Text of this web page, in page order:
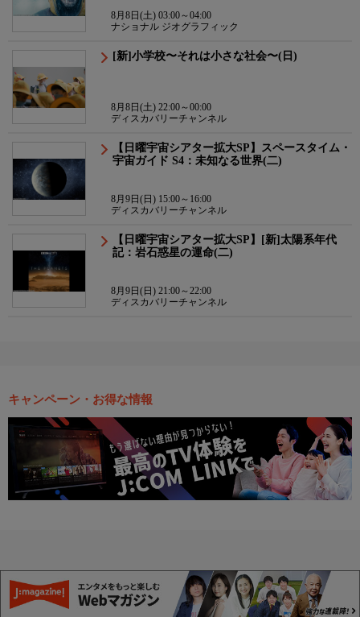
8月8日(土) 03:00～04:00
ナショナル ジオグラフィック
[新]小学校〜それは小さな社会〜(日)
8月8日(土) 22:00～00:00
ディスカバリーチャンネル
【日曜宇宙シアター拡大SP】スペースタイム・
宇宙ガイド S4：未知なる世界(二)
8月9日(日) 15:00～16:00
ディスカバリーチャンネル
【日曜宇宙シアター拡大SP】[新]太陽系年代
記：岩石惑星の運命(二)
8月9日(日) 21:00～22:00
ディスカバリーチャンネル
キャンペーン・お得な情報